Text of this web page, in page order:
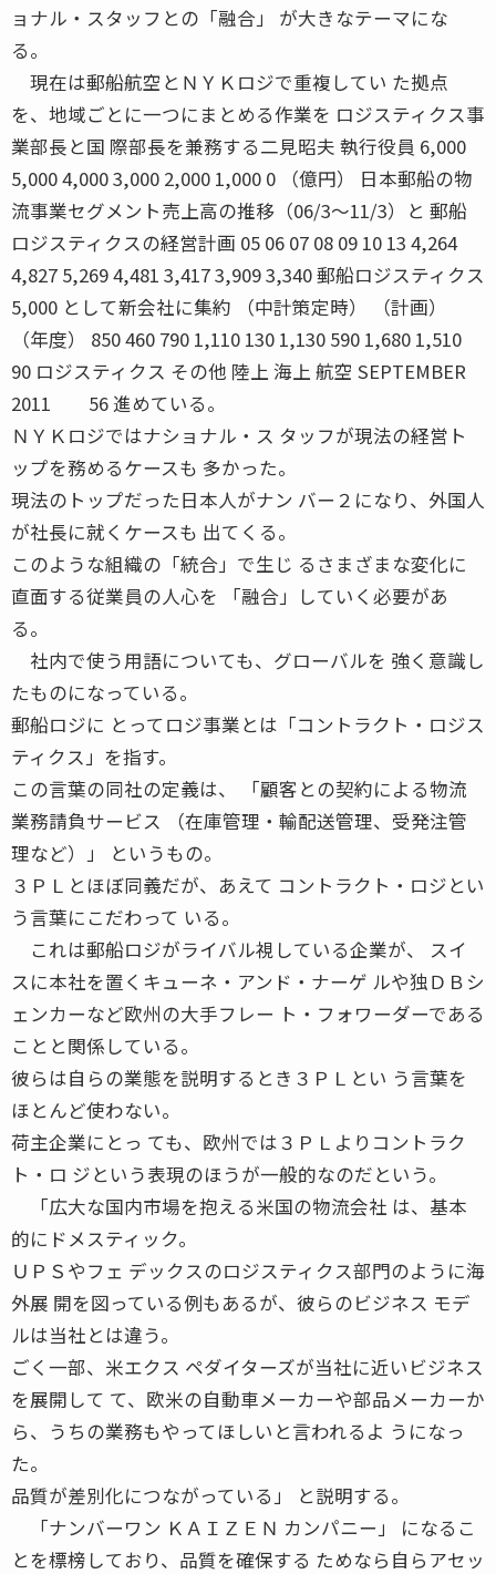
ョナル・スタッフとの「融合」 が大きなテーマにな
る。
現在は郵船航空とＮＹＫロジで重複してい た拠点
を、地域ごとに一つにまとめる作業を ロジスティクス事
業部長と国 際部長を兼務する二見昭夫 執行役員 6,000
5,000 4,000 3,000 2,000 1,000 0 （億円） 日本郵船の物
流事業セグメント売上高の推移（06/3〜11/3）と 郵船
ロジスティクスの経営計画 05 06 07 08 09 10 13 4,264
4,827 5,269 4,481 3,417 3,909 3,340 郵船ロジスティクス
5,000 として新会社に集約 （中計策定時） （計画）
（年度） 850 460 790 1,110 130 1,130 590 1,680 1,510
90 ロジスティクス その他 陸上 海上 航空 SEPTEMBER
2011 56 進めている。
ＮＹＫロジではナショナル・ス タッフが現法の経営ト
ップを務めるケースも 多かった。
現法のトップだった日本人がナン バー２になり、外国人
が社長に就くケースも 出てくる。
このような組織の「統合」で生じ るさまざまな変化に
直面する従業員の人心を 「融合」していく必要があ
る。
社内で使う用語についても、グローバルを 強く意識し
たものになっている。
郵船ロジに とってロジ事業とは「コントラクト・ロジス
ティクス」を指す。
この言葉の同社の定義は、 「顧客との契約による物流
業務請負サービス （在庫管理・輸配送管理、受発注管
理など）」 というもの。
３ＰＬとほぼ同義だが、あえて コントラクト・ロジとい
う言葉にこだわって いる。
これは郵船ロジがライバル視している企業が、 スイ
スに本社を置くキューネ・アンド・ナーゲ ルや独ＤＢシ
ェンカーなど欧州の大手フレー ト・フォワーダーである
ことと関係している。
彼らは自らの業態を説明するとき３ＰＬとい う言葉を
ほとんど使わない。
荷主企業にとっ ても、欧州では３ＰＬよりコントラク
ト・ロ ジという表現のほうが一般的なのだという。
「広大な国内市場を抱える米国の物流会社 は、基本
的にドメスティック。
ＵＰＳやフェ デックスのロジスティクス部門のように海
外展 開を図っている例もあるが、彼らのビジネス モデ
ルは当社とは違う。
ごく一部、米エクス ペダイターズが当社に近いビジネス
を展開して て、欧米の自動車メーカーや部品メーカーか
ら、うちの業務もやってほしいと言われるよ うになっ
た。
品質が差別化につながっている」 と説明する。
「ナンバーワン ＫＡＩＺＥＮ カンパニー」 になるこ
とを標榜しており、品質を確保する ためなら自らアセッ